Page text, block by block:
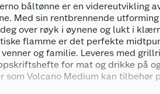
båltønne er en videreutvikling
Med sin rentbrennende
over røyk i øynene og lukt i
flamme er det perfekte
og familie. Leveres med
for mat og drikke på
som Volcano Medium kan tilbehør